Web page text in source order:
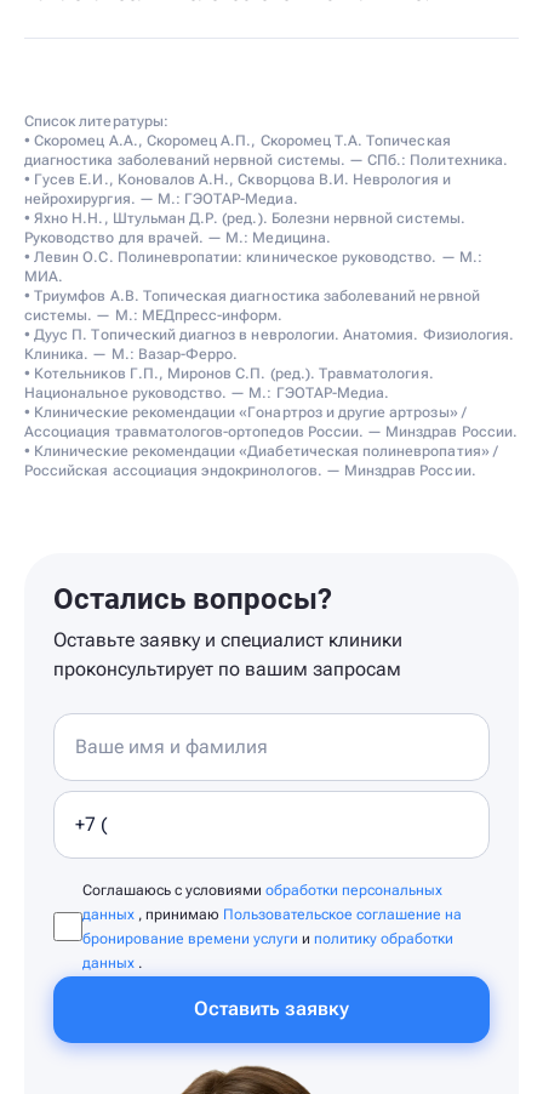
Список литературы:
• Скоромец А.А., Скоромец А.П., Скоромец Т.А. Топическая
диагностика заболеваний нервной системы. — СПб.: Политехника.
• Гусев Е.И., Коновалов А.Н., Скворцова В.И. Неврология и
нейрохирургия. — М.: ГЭОТАР-Медиа.
• Яхно Н.Н., Штульман Д.Р. (ред.). Болезни нервной системы.
Руководство для врачей. — М.: Медицина.
• Левин О.С. Полиневропатии: клиническое руководство. — М.:
МИА.
• Триумфов А.В. Топическая диагностика заболеваний нервной
системы. — М.: МЕДпресс-информ.
• Дуус П. Топический диагноз в неврологии. Анатомия. Физиология.
Клиника. — М.: Вазар-Ферро.
• Котельников Г.П., Миронов С.П. (ред.). Травматология.
Национальное руководство. — М.: ГЭОТАР-Медиа.
• Клинические рекомендации «Гонартроз и другие артрозы» /
Ассоциация травматологов-ортопедов России. — Минздрав России.
• Клинические рекомендации «Диабетическая полиневропатия» /
Российская ассоциация эндокринологов. — Минздрав России.
Остались вопросы?
Оставьте заявку и специалист клиники
проконсультирует по вашим запросам
Соглашаюсь с условиями обработки персональных
данных , принимаю Пользовательское соглашение на
бронирование времени услуги и политику обработки
данных .
Оставить заявку